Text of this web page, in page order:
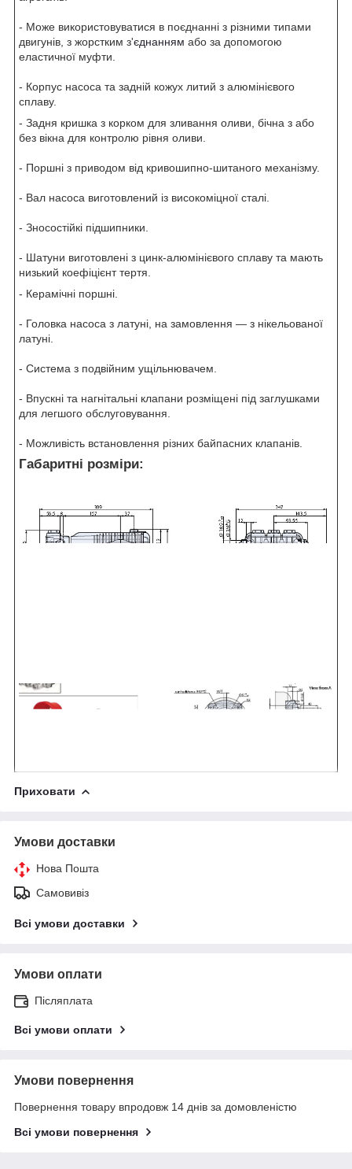
- Може використовуватися в поєднанні з різними типами
двигунів, з жорстким з'єднанням або за допомогою
еластичної муфти.
- Корпус насоса та задній кожух литий з алюмінієвого
сплаву.
- Задня кришка з корком для зливання оливи, бічна з або
без вікна для контролю рівня оливи.
- Поршні з приводом від кривошипно-шитаного механізму.
- Вал насоса виготовлений із високоміцної сталі.
- Зносостійкі підшипники.
- Шатуни виготовлені з цинк-алюмінієвого сплаву та мають
низький коефіцієнт тертя.
- Керамічні поршні.
- Головка насоса з латуні, на замовлення — з нікельованої
латуні.
- Система з подвійним ущільнювачем.
- Впускні та нагнітальні клапани розміщені під заглушками
для легшого обслуговування.
- Можливість встановлення різних байпасних клапанів.
Габаритні розміри:
Приховати
Умови доставки
Нова Пошта
Самовивіз
Всі умови доставки
Умови оплати
Післяплата
Всі умови оплати
Умови повернення
Повернення товару впродовж 14 днів за домовленістю
Всі умови повернення